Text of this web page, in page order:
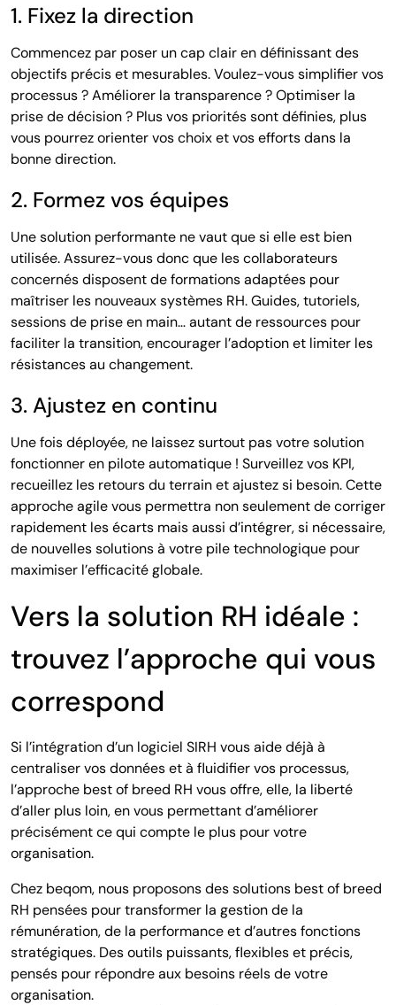
1. Fixez la direction
Commencez par poser un cap clair en définissant des
objectifs précis et mesurables. Voulez-vous simplifier vos
processus ? Améliorer la transparence ? Optimiser la
prise de décision ? Plus vos priorités sont définies, plus
vous pourrez orienter vos choix et vos efforts dans la
bonne direction.
2. Formez vos équipes
Une solution performante ne vaut que si elle est bien
utilisée. Assurez-vous donc que les collaborateurs
concernés disposent de formations adaptées pour
maîtriser les nouveaux systèmes RH. Guides, tutoriels,
sessions de prise en main… autant de ressources pour
faciliter la transition, encourager l’adoption et limiter les
résistances au changement.
3. Ajustez en continu
Une fois déployée, ne laissez surtout pas votre solution
fonctionner en pilote automatique ! Surveillez vos KPI,
recueillez les retours du terrain et ajustez si besoin. Cette
approche agile vous permettra non seulement de corriger
rapidement les écarts mais aussi d’intégrer, si nécessaire,
de nouvelles solutions à votre pile technologique pour
maximiser l’efficacité globale.
Vers la solution RH idéale :
trouvez l’approche qui vous
correspond
Si l’intégration d’un logiciel SIRH vous aide déjà à
centraliser vos données et à fluidifier vos processus,
l’approche best of breed RH vous offre, elle, la liberté
d’aller plus loin, en vous permettant d’améliorer
précisément ce qui compte le plus pour votre
organisation.
Chez beqom, nous proposons des solutions best of breed
RH pensées pour transformer la gestion de la
rémunération, de la performance et d’autres fonctions
stratégiques. Des outils puissants, flexibles et précis,
pensés pour répondre aux besoins réels de votre
organisation.